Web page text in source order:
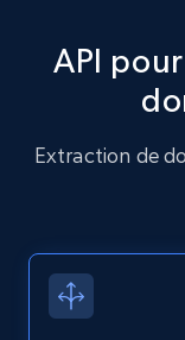
URL, Domain,
Sku, Product
Home Depot
API
Extraction de